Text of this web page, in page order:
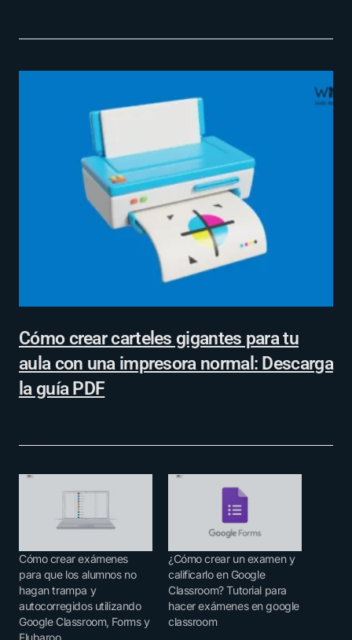
Cómo crear carteles gigantes para tu
aula con una impresora normal: Descarga
la guía PDF
Cómo crear exámenes
para que los alumnos no
hagan trampa y
autocorregidos utilizando
Google Classroom, Forms y
Flubaroo
¿Cómo crear un examen y
calificarlo en Google
Classroom? Tutorial para
hacer exámenes en google
classroom